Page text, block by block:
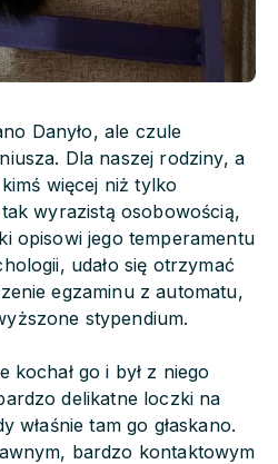
Danyło, ale czule
Dla naszej rodziny, a
więcej niż tylko
wyrazistą osobowością,
opisowi jego temperamentu
udało się otrzymać
egzaminu z automatu,
stypendium.
kochał go i był z niego
delikatne loczki na
właśnie tam go głaskano.
bardzo kontaktowym